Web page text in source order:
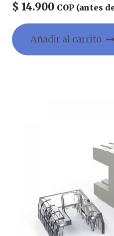
$ 14.900 COP (antes
Añadir al carrito